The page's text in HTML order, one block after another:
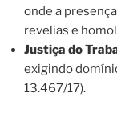
onde a
revelias e
Justiça do
exigindo
13.467/17).